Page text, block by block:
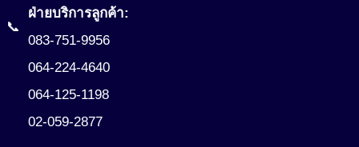
📞
ฝ่ายบริการลูกค้า:
083-751-9956
064-224-4640
064-125-1198
02-059-2877